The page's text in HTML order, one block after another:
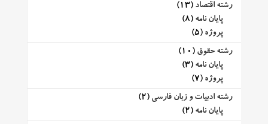
رشته اقتصاد (13)
پایان نامه (8)
پروژه (5)
رشته حقوق (10)
پایان نامه (3)
پروژه (7)
رشته ادبیات و زبان فارسی (2)
پایان نامه (2)